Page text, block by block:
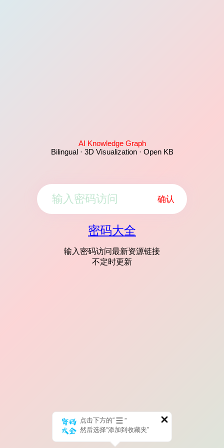
AI Knowledge Graph
Bilingual · 3D Visualization · Open KB
确认
密码大全
输入密码访问最新资源链接
不定时更新
点击下方的“
”
然后选择“添加到收藏夹”